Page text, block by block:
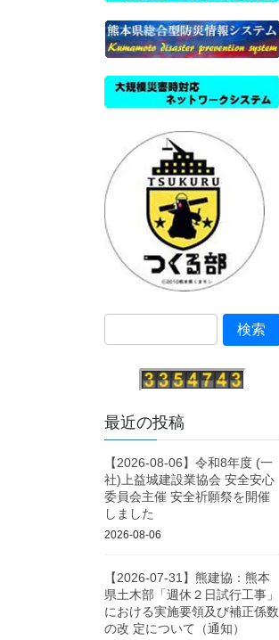
最近の投稿
【2026-08-06】令和8年度 (一
社)上益城建設業協会 安全安心
委員会主催 安全祈願祭を開催
しました
2026-08-06
【2026-07-31】熊建協：熊本
県土木部「週休２日試行工事」
における実施要領及び補正係数
の改 定について（通知）